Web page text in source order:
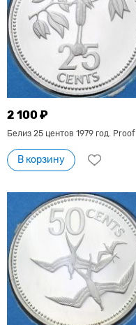
2 100 ₽
Белиз 25 центов 1979 год. Proof
В корзину